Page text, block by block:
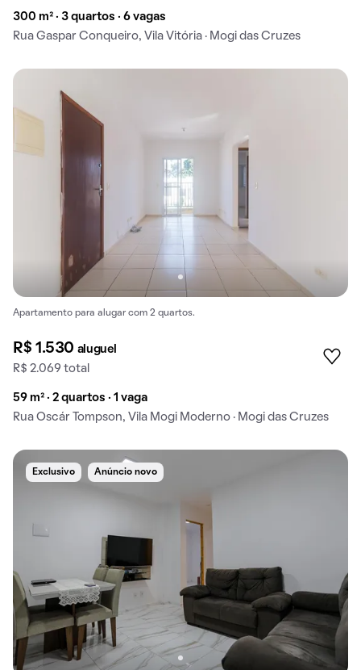
300 m² · 3 quartos · 6 vagas
Rua Gaspar Conqueiro, Vila Vitória · Mogi das Cruzes
Apartamento para alugar com 2 quartos.
R$ 1.530 aluguel
R$ 2.069 total
59 m² · 2 quartos · 1 vaga
Rua Oscár Tompson, Vila Mogi Moderno · Mogi das Cruzes
Exclusivo Anúncio novo